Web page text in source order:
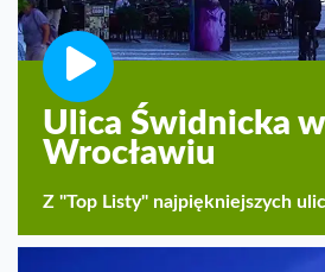
Ulica Świdnicka
Wrocławiu
Z "Top Listy" najpiękniejszych